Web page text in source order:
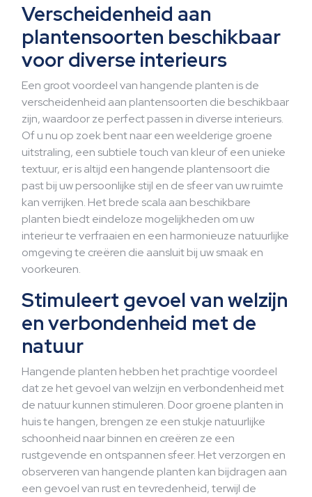
Verscheidenheid aan
plantensoorten beschikbaar
voor diverse interieurs
Een groot voordeel van hangende planten is de
verscheidenheid aan plantensoorten die beschikbaar
zijn, waardoor ze perfect passen in diverse interieurs.
Of u nu op zoek bent naar een weelderige groene
uitstraling, een subtiele touch van kleur of een unieke
textuur, er is altijd een hangende plantensoort die
past bij uw persoonlijke stijl en de sfeer van uw ruimte
kan verrijken. Het brede scala aan beschikbare
planten biedt eindeloze mogelijkheden om uw
interieur te verfraaien en een harmonieuze natuurlijke
omgeving te creëren die aansluit bij uw smaak en
voorkeuren.
Stimuleert gevoel van welzijn
en verbondenheid met de
natuur
Hangende planten hebben het prachtige voordeel
dat ze het gevoel van welzijn en verbondenheid met
de natuur kunnen stimuleren. Door groene planten in
huis te hangen, brengen ze een stukje natuurlijke
schoonheid naar binnen en creëren ze een
rustgevende en ontspannen sfeer. Het verzorgen en
observeren van hangende planten kan bijdragen aan
een gevoel van rust en tevredenheid, terwijl de